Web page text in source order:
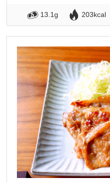
13.1g 203kcal